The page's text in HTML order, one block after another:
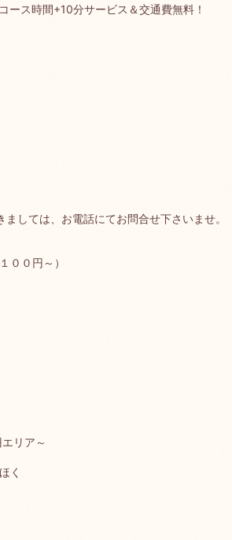
ース時間+10分サービス＆交通費無料！
しては、お電話にてお問合せ下さいませ。
００円～）
リア～
く